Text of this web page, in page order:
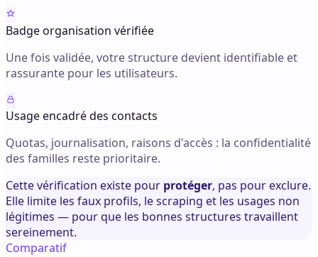
Badge organisation vérifiée
Une fois validée, votre structure devient identifiable et
rassurante pour les utilisateurs.
Usage encadré des contacts
Quotas, journalisation, raisons d'accès : la confidentialité
des familles reste prioritaire.
Cette vérification existe pour protéger, pas pour exclure.
Elle limite les faux profils, le scraping et les usages non
légitimes — pour que les bonnes structures travaillent
sereinement.
Comparatif